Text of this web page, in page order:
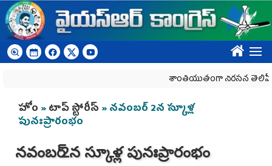
Skip to main content
????
శాంతియుతంగా నిరసన తెలిపే
You are here
హోం »టాప్ స్టోరీస్ » న‌వంబ‌ర్ 2న స్కూళ్ల
పునఃప్రారంభం
న‌వంబ‌ర్ 2న స్కూళ్ల పునఃప్రారంభం